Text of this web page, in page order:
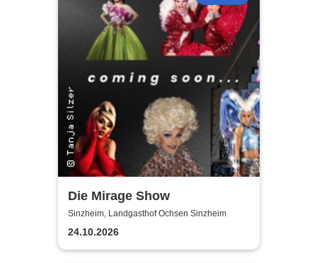
Die Mirage Show
Sinzheim, Landgasthof Ochsen Sinzheim
24.10.2026